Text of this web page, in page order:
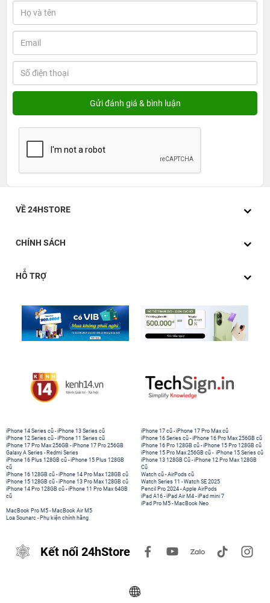
VỀ 24HSTORE
CHÍNH SÁCH
HỖ TRỢ
iPhone 14 Series cũ -iPhone 13 Series cũ
iPhone 12 Series cũ -iPhone 11 Series cũ
iPhone 17 Pro Max 256GB -iPhone 17 Pro 256GB
Galaxy A Series - Redmi Series
iPhone 17 cũ -iPhone 17 Pro Max cũ
iPhone 16 Series cũ - iPhone 16 Pro Max 256GB cũ
iPhone 16 Pro 128GB cũ -iPhone 15 Pro 128GB cũ
iPhone 15 Pro Max 256GB cũ - iPhone 15 Series cũ
iPhone 16 Plus 128GB cũ -iPhone 15 Plus 128GB
cũ
iPhone 16 128GB cũ -iPhone 14 Pro Max 128GB cũ
iPhone 15 128GB cũ -iPhone 13 Pro Max 128GB cũ
iPhone 14 Pro 128GB cũ -iPhone 11 Pro Max 64GB
cũ
iPhone 13 128GB Cũ -iPhone 12 Pro Max 128GB
Cũ
Watch cũ -AirPods cũ
Watch Series 11 -Watch SE 2025
Pencil Pro 2024 -Apple AirPods
iPad A16 -iPad Air M4 -iPad mini 7
iPad Pro M5 - MacBook Neo
MacBook Pro M5 - MacBook Air M5
Loa Sounarc - Phụ kiện chính hãng
Kết nối 24hStore